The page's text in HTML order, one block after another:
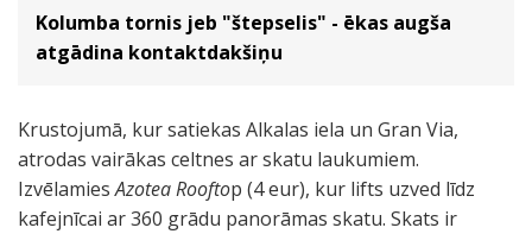
Kolumba tornis jeb "štepselis" - ēkas augša
atgādina kontaktdakšiņu
Krustojumā, kur satiekas Alkalas iela un Gran Via,
atrodas vairākas celtnes ar skatu laukumiem.
IzvēlamiesAzotea Rooftop (4 eur), kur lifts uzved līdz
kafejnīcai ar 360 grādu panorāmas skatu. Skats ir